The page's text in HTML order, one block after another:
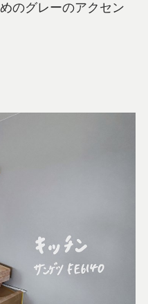
のグレーのアクセン